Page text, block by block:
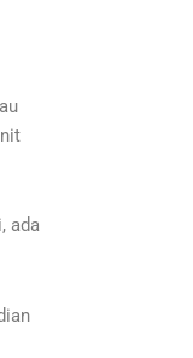
ada